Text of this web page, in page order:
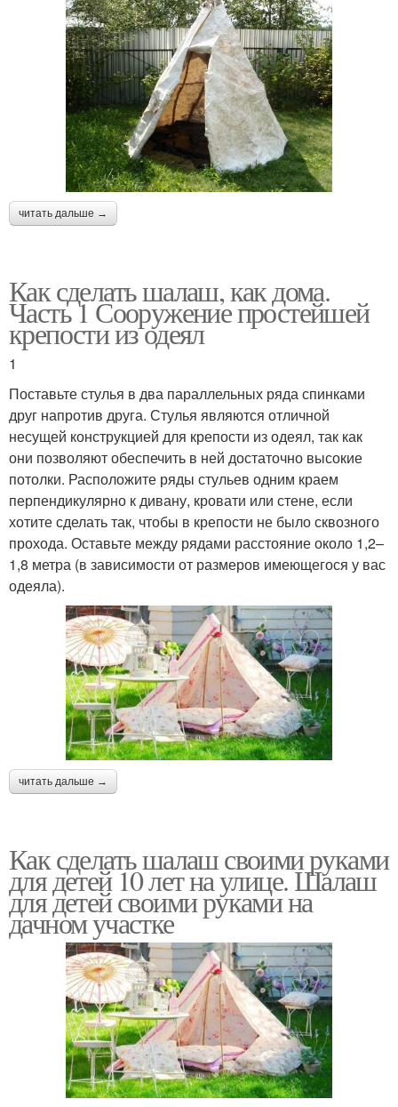
читать дальше →
Как сделать шалаш, как дома.
Часть 1 Сооружение простейшей
крепости из одеял
1
Поставьте стулья в два параллельных ряда спинками
друг напротив друга. Стулья являются отличной
несущей конструкцией для крепости из одеял, так как
они позволяют обеспечить в ней достаточно высокие
потолки. Расположите ряды стульев одним краем
перпендикулярно к дивану, кровати или стене, если
хотите сделать так, чтобы в крепости не было сквозного
прохода. Оставьте между рядами расстояние около 1,2–
1,8 метра (в зависимости от размеров имеющегося у вас
одеяла).
читать дальше →
Как сделать шалаш своими руками
для детей 10 лет на улице. Шалаш
для детей своими руками на
дачном участке